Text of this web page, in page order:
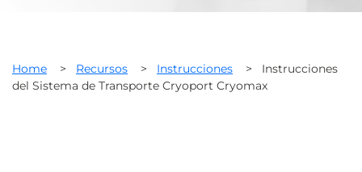
Home > Recursos > Instrucciones >
Instrucciones
del Sistema de Transporte Cryoport Cryomax